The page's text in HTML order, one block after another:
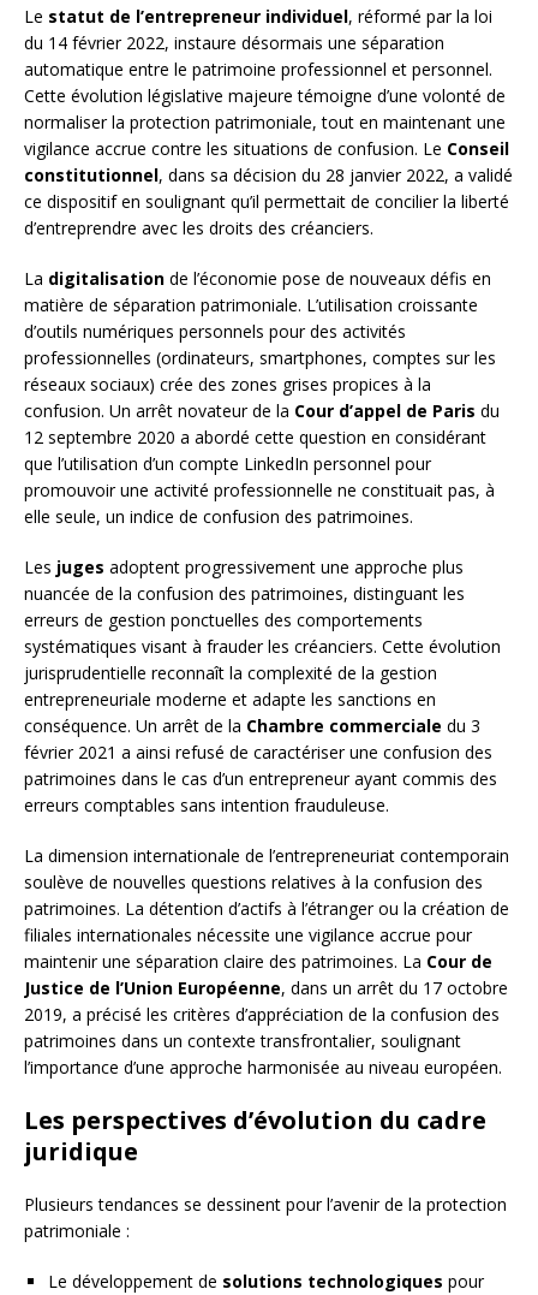
Le statut de l’entrepreneur individuel, réformé par la loi
du 14 février 2022, instaure désormais une séparation
automatique entre le patrimoine professionnel et personnel.
Cette évolution législative majeure témoigne d’une volonté de
normaliser la protection patrimoniale, tout en maintenant une
vigilance accrue contre les situations de confusion. Le Conseil
constitutionnel, dans sa décision du 28 janvier 2022, a validé
ce dispositif en soulignant qu’il permettait de concilier la liberté
d’entreprendre avec les droits des créanciers.
La digitalisation de l’économie pose de nouveaux défis en
matière de séparation patrimoniale. L’utilisation croissante
d’outils numériques personnels pour des activités
professionnelles (ordinateurs, smartphones, comptes sur les
réseaux sociaux) crée des zones grises propices à la
confusion. Un arrêt novateur de la Cour d’appel de Paris du
12 septembre 2020 a abordé cette question en considérant
que l’utilisation d’un compte LinkedIn personnel pour
promouvoir une activité professionnelle ne constituait pas, à
elle seule, un indice de confusion des patrimoines.
Les juges adoptent progressivement une approche plus
nuancée de la confusion des patrimoines, distinguant les
erreurs de gestion ponctuelles des comportements
systématiques visant à frauder les créanciers. Cette évolution
jurisprudentielle reconnaît la complexité de la gestion
entrepreneuriale moderne et adapte les sanctions en
conséquence. Un arrêt de la Chambre commerciale du 3
février 2021 a ainsi refusé de caractériser une confusion des
patrimoines dans le cas d’un entrepreneur ayant commis des
erreurs comptables sans intention frauduleuse.
La dimension internationale de l’entrepreneuriat contemporain
soulève de nouvelles questions relatives à la confusion des
patrimoines. La détention d’actifs à l’étranger ou la création de
filiales internationales nécessite une vigilance accrue pour
maintenir une séparation claire des patrimoines. La Cour de
Justice de l’Union Européenne, dans un arrêt du 17 octobre
2019, a précisé les critères d’appréciation de la confusion des
patrimoines dans un contexte transfrontalier, soulignant
l’importance d’une approche harmonisée au niveau européen.
Les perspectives d’évolution du cadre
juridique
Plusieurs tendances se dessinent pour l’avenir de la protection
patrimoniale :
Le développement de solutions technologiques pour